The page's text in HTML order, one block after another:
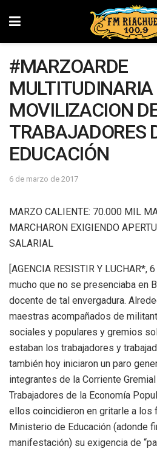
#MARZOARDE
MOVILIZACION
TRABAJADORES
EDUCACIÓN
6 de marzo de 2017
MARZO CALIENTE: 70.000 MIL
MARCHARON EXIGIENDO
SALARIAL
[AGENCIA RESISTIR Y LUCHAR*,
mucho que no se presenciaba en
docente de tal envergadura.
maestras acompañados de
sociales y populares y gremios
estaban los trabajadores y
también hoy iniciaron un paro
integrantes de la Corriente
Trabajadores de la Economía
ellos coincidieron en gritarle a los
Ministerio de Educación (adonde
manifestación) su exigencia de